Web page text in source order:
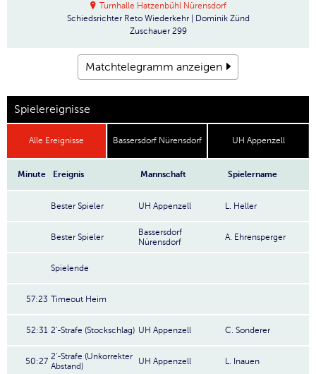
Turnhalle Hatzenbühl Nürensdorf
Schiedsrichter Reto Wiederkehr | Dominik Zünd
Zuschauer 299
Matchtelegramm anzeigen
Spielereignisse
Alle Ereignisse Bassersdorf Nürensdorf UH Appenzell
Minute Ereignis Mannschaft Spielername
Bester Spieler UH Appenzell L. Heller
Bester Spieler
Bassersdorf
Nürensdorf
A. Ehrensperger
Spielende
57:23 Timeout Heim
52:31 2'-Strafe (Stockschlag) UH Appenzell C. Sonderer
50:27 2'-Strafe (Unkorrekter
Abstand)
UH Appenzell L. Inauen